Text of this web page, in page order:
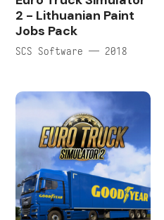
2 - Lithuanian Paint
Jobs Pack
SCS Software — 2018